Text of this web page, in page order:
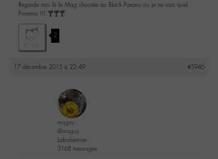
Regarde moi là la Mag shootée au Black Parano ou je ne sais quel
Pimento !!! 🍸🍸🍸
2
17 décembre 2015 à 22:49 #5946
maguy
@maguy
Labohémien
3168 messages